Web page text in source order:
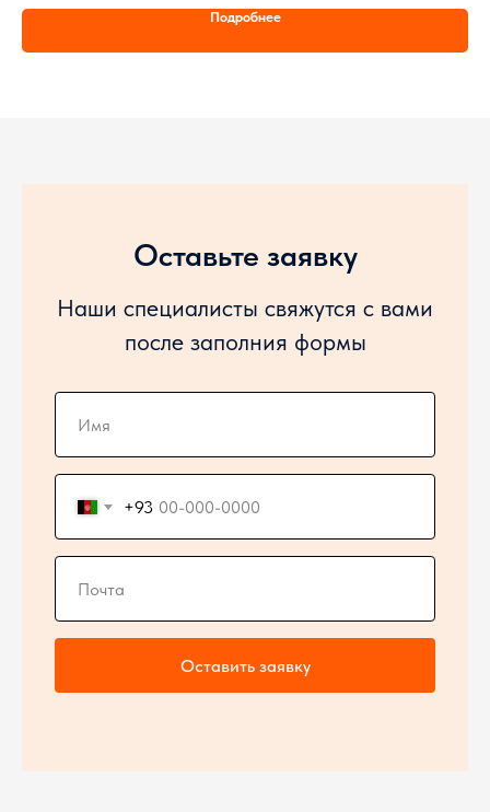
Грузоподъемность шасси 12120 кг,Подробнее
Оставьте заявку
Наши специалисты свяжутся с вами
после заполния формы
+93
Оставить заявку